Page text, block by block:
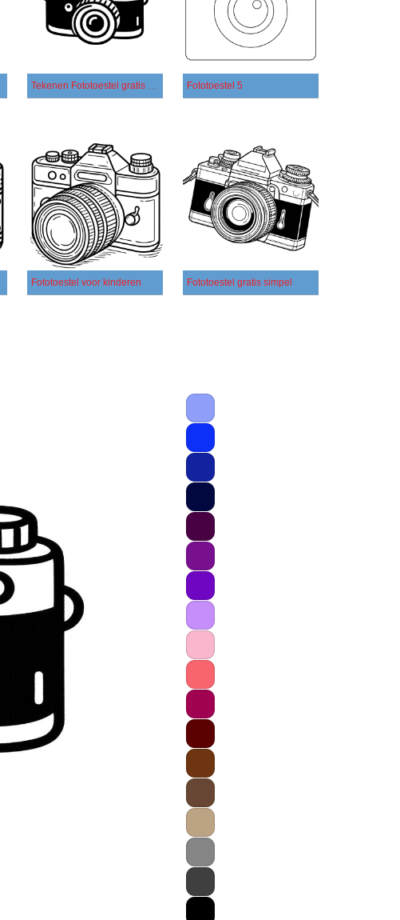
Tekenen Fototoestel gratis basis Fototoestel 5
Fototoestel voor kinderen Fototoestel gratis simpel